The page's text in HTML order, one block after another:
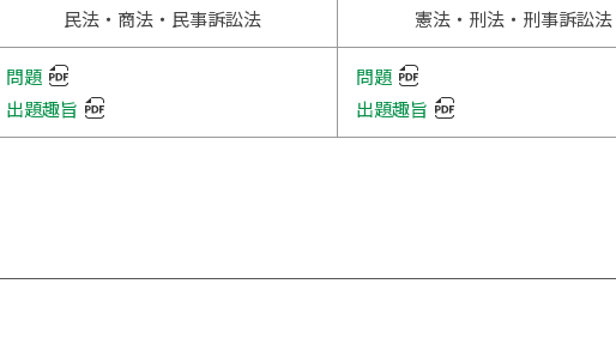
【SDGs】2019・2020年度課題解決
型インターンシップ テーマ「川崎寺
子屋食堂の日曜イベントの企画・開
【SDGs】2020年度課題解決型イン
ターンシップ テーマ「パラスポーツ
開発」
民法・商法・民事訴訟法 憲法・刑法・刑事訴訟法
問題
出題趣旨
問題
出題趣旨